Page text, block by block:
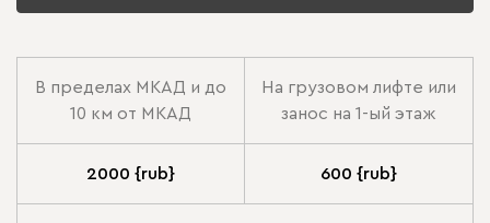
В пределах МКАД и до
10 км от МКАД
На грузовом лифте или
занос на 1-ый этаж
2000 {rub} 600 {rub}